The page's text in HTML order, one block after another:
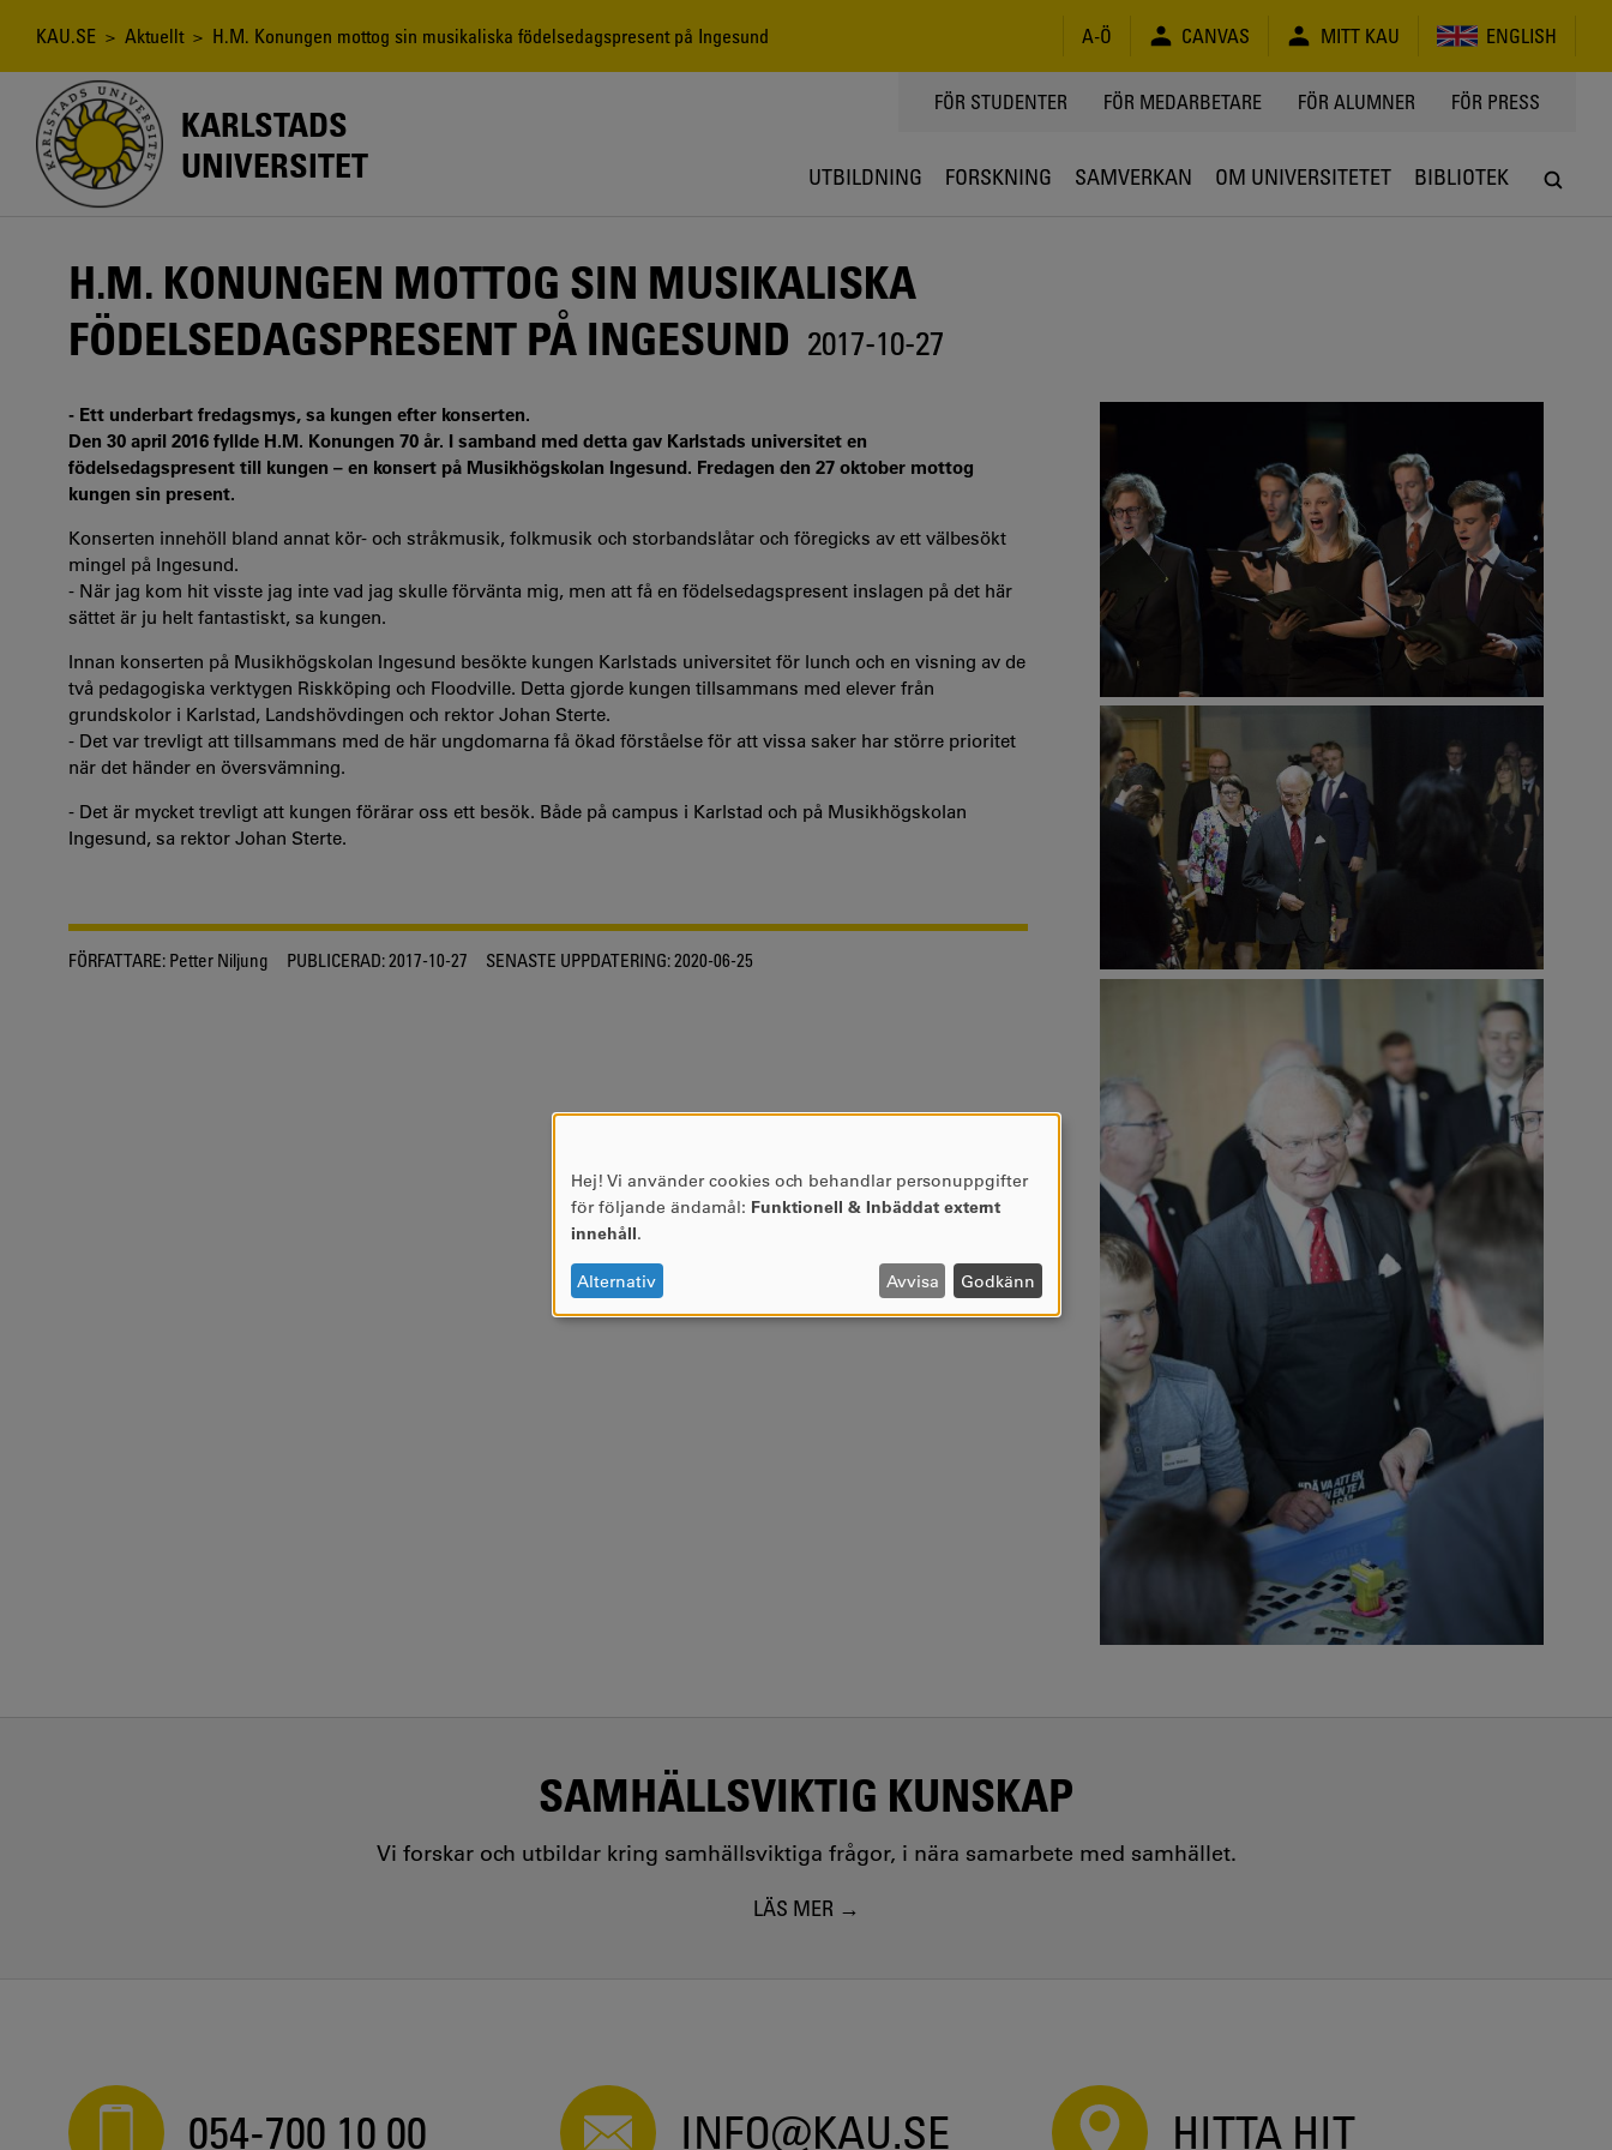
Länkstig
KAU.SE > Aktuellt > H.M. Konungen mottog sin musikaliska födelsedagspresent på Ingesund A-Ö CANVAS MITT KAU ENGLISH
KARLSTADS
UNIVERSITET
TOPPMENY
FÖR STUDENTER FÖR MEDARBETARE FÖR ALUMNER FÖR PRESS
UTBILDNING FORSKNING SAMVERKAN OM UNIVERSITETET BIBLIOTEK
H.M. KONUNGEN MOTTOG SIN MUSIKALISKA
FÖDELSEDAGSPRESENT PÅ INGESUND 2017-10-27
- Ett underbart fredagsmys, sa kungen efter konserten.
Den 30 april 2016 fyllde H.M. Konungen 70 år. I samband med detta gav Karlstads universitet en
födelsedagspresent till kungen – en konsert på Musikhögskolan Ingesund. Fredagen den 27 oktober mottog
kungen sin present.
Konserten innehöll bland annat kör- och stråkmusik, folkmusik och storbandslåtar och föregicks av ett välbesökt
mingel på Ingesund.
- När jag kom hit visste jag inte vad jag skulle förvänta mig, men att få en födelsedagspresent inslagen på det här
sättet är ju helt fantastiskt, sa kungen.
Innan konserten på Musikhögskolan Ingesund besökte kungen Karlstads universitet för lunch och en visning av de
två pedagogiska verktygen Riskköping och Floodville. Detta gjorde kungen tillsammans med elever från
grundskolor i Karlstad, Landshövdingen och rektor Johan Sterte.
- Det var trevligt att tillsammans med de här ungdomarna få ökad förståelse för att vissa saker har större prioritet
när det händer en översvämning.
- Det är mycket trevligt att kungen förärar oss ett besök. Både på campus i Karlstad och på Musikhögskolan
Ingesund, sa rektor Johan Sterte.
FÖRFATTARE: Petter Niljung PUBLICERAD:2017-10-27 SENASTE UPPDATERING:2020-06-25
SAMHÄLLSVIKTIG KUNSKAP
Vi forskar och utbildar kring samhällsviktiga frågor, i nära samarbete med samhället.
LÄS MER
054-700 10 00 INFO@KAU.SE HITTA HIT
ANVÄNDNING
AV
OCH
COOKIES
Hej! Vi använder cookies och behandlar personuppgifter
för följande ändamål: Funktionell & Inbäddat externt
innehåll.
Alternativ Avvisa Godkänn